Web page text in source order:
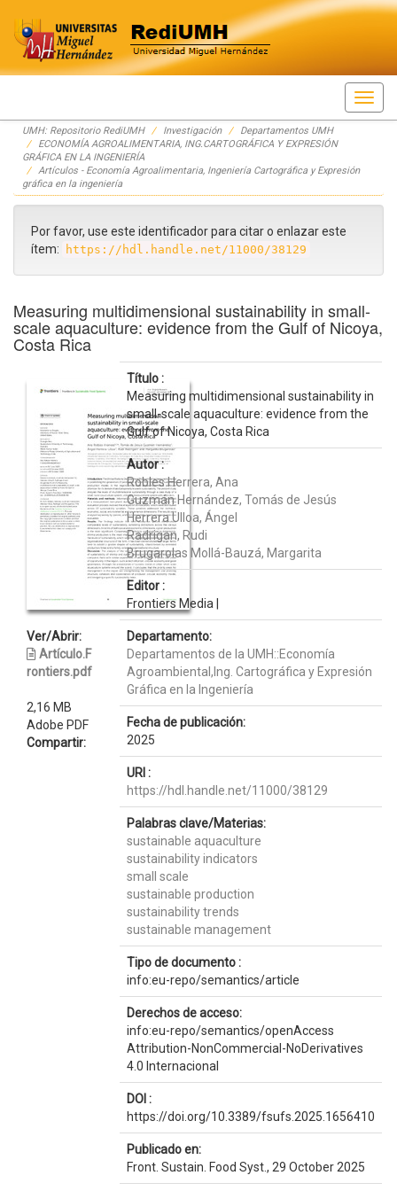
Skip
navigation
UMH: Repositorio RediUMH Investigación
Departamentos UMH
ECONOMÍA AGROALIMENTARIA, ING.CARTOGRÁFICA Y EXPRESIÓN
GRÁFICA EN LA INGENIERÍA
Artículos - Economía Agroalimentaria, Ingeniería Cartográfica y Expresión
gráfica en la ingeniería
Por favor, use este identificador para citar o enlazar este
ítem:
https://hdl.handle.net/11000/38129
Measuring multidimensional sustainability in small-
scale aquaculture: evidence from the Gulf of Nicoya,
Costa Rica
Ver/Abrir:
Artículo.F
rontiers.pdf
2,16 MB
Adobe PDF
Compartir:
Título :
Measuring multidimensional sustainability in
small-scale aquaculture: evidence from the
Gulf of Nicoya, Costa Rica
Autor :
Robles Herrera, Ana
Guzmán Hernández, Tomás de Jesús
Herrera Ulloa, Ángel
Radrigan, Rudi
Brugarolas Mollá-Bauzá, Margarita
Editor :
Frontiers Media |
Departamento:
Departamentos de la UMH::Economía
Agroambiental,Ing. Cartográfica y Expresión
Gráfica en la Ingeniería
Fecha de publicación:
2025
URI :
https://hdl.handle.net/11000/38129
Palabras clave/Materias:
sustainable aquaculture
sustainability indicators
small scale
sustainable production
sustainability trends
sustainable management
Tipo de documento :
info:eu-repo/semantics/article
Derechos de acceso:
info:eu-repo/semantics/openAccess
Attribution-NonCommercial-NoDerivatives
4.0 Internacional
DOI :
https://doi.org/10.3389/fsufs.2025.1656410
Publicado en:
Front. Sustain. Food Syst., 29 October 2025